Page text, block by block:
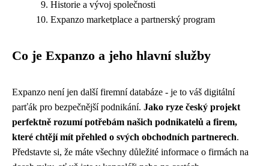
Historie a vývoj společnosti
Expanzo marketplace a partnerský program
Co je Expanzo a jeho hlavní služby
Expanzo není jen další firemní databáze - je to váš digitální
parťák pro bezpečnější podnikání. Jako ryze český projekt
perfektně rozumí potřebám našich podnikatelů a firem,
které chtějí mít přehled o svých obchodních partnerech.
Představte si, že máte všechny důležité informace o firmách na